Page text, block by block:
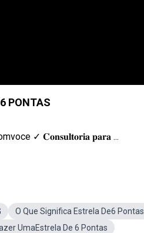
PONTAS
✓ 𝐂𝐨𝐧𝐬𝐮𝐥𝐭𝐨𝐫𝐢𝐚 𝐩𝐚𝐫𝐚 ...
O Que Significa Estrela De6 Pontas
UmaEstrela De 6 Pontas